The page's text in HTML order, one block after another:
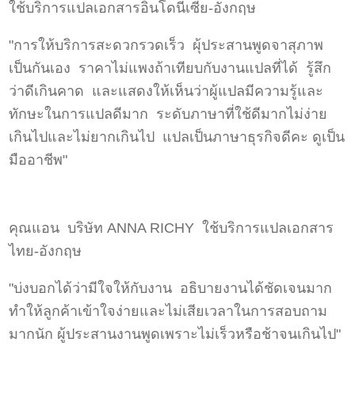
ใช้บริการแปลเอกสารอินโดนีเซีย-อังกฤษ
"การให้บริการสะดวกรวดเร็ว ผุ้ประสานพูดจาสุภาพ
เป็นกันเอง ราคาไม่แพงถ้าเทียบกับงานแปลที่ได้ รู้สึก
ว่าดีเกินคาด และแสดงให้เห็นว่าผู้แปลมีความรู้และ
ทักษะในการแปลดีมาก ระดับภาษาที่ใช้ดีมากไม่ง่าย
เกินไปและไม่ยากเกินไป แปลเป็นภาษาธุรกิจดีคะ ดูเป็น
มืออาชีพ"
คุณแอน บริษัท ANNA RICHY ใช้บริการแปลเอกสาร
ไทย-อังกฤษ
"บ่งบอกได้ว่ามีใจให้กับงาน อธิบายงานได้ชัดเจนมาก
ทำให้ลูกค้าเข้าใจง่ายและไม่เสียเวลาในการสอบถาม
มากนัก ผู้ประสานงานพูดเพราะไม่เร็วหรือช้าจนเกินไป"